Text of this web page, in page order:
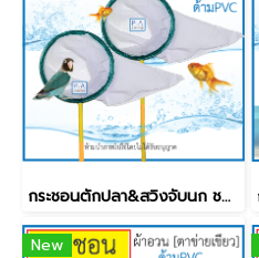
กระชอนตักปลา&สวิงจับนก ชนิดปลายแหลม [ขนาด10"]
New